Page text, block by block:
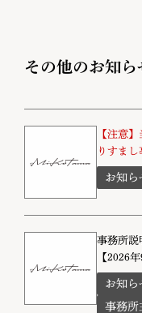
その他のお知ら
【注意
りすまし
お知ら
事務所説
【2026
お知ら
事務所